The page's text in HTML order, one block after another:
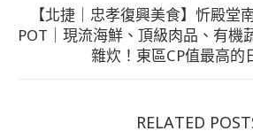
【北捷｜忠孝復興美食】忻殿堂
POT｜現流海鮮、頂級肉品、有機
雜炊！東區CP值最高的
RELATED